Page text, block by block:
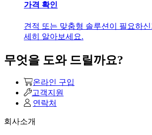
가격 확인
견적 또는 맞춤형 솔루션이 필요하
세히 알아보세요.
무엇을 도와 드릴까요?
온라인 구입
고객지원
연락처
회사소개